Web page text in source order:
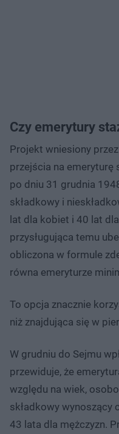
Czy emerytury
Projekt wniesiony
przejścia na
po dniu 31 grudnia
składkowy i
lat dla kobiet i 40 lat
przysługująca temu
obliczona w formule
równa emeryturze
To opcja znacznie
niż znajdująca się w
W grudniu do Sejmu
przewiduje, że
względu na wiek,
składkowy wynoszący
43 lata dla mężczyzn.